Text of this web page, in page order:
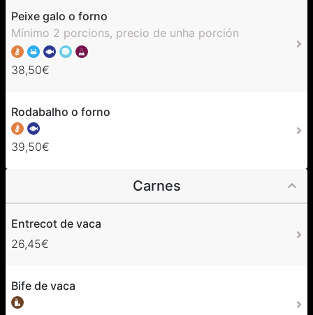
Peixe galo o forno
Mínimo 2 porcions, precio de unha porción
38,50€
Rodabalho o forno
39,50€
Carnes
Entrecot de vaca
26,45€
Bife de vaca